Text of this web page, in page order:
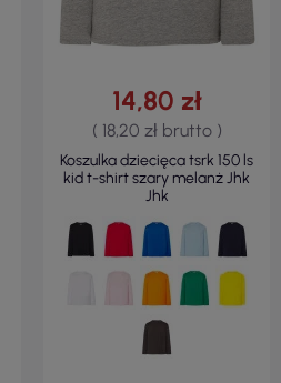
14,80 zł
( 18,20 zł brutto )
Koszulka dziecięca tsrk 150 ls
kid t-shirt szary melanż Jhk
Jhk